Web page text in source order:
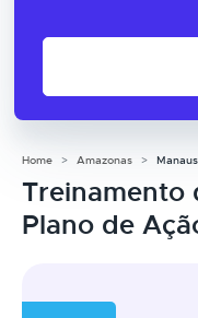
Home Amazonas Manaus
Treinamento
Plano de